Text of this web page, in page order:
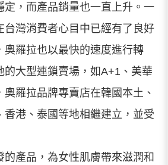
定，而產品銷量也一直上升。一
台灣消費者心目中已經有了良好
奧羅拉也以最快的速度進行轉
的大型連鎖賣場，如A+1、美華
羅拉品牌專賣店在韓國本土、
香港、泰國等地相繼建立，並受
的產品，為女性肌膚帶來滋潤和